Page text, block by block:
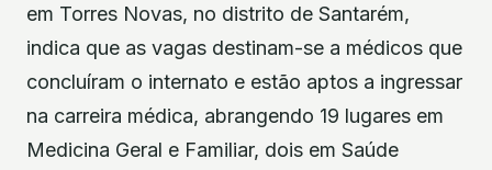
em Torres Novas, no distrito de Santarém,
indica que as vagas destinam-se a médicos que
concluíram o internato e estão aptos a ingressar
na carreira médica, abrangendo 19 lugares em
Medicina Geral e Familiar, dois em Saúde